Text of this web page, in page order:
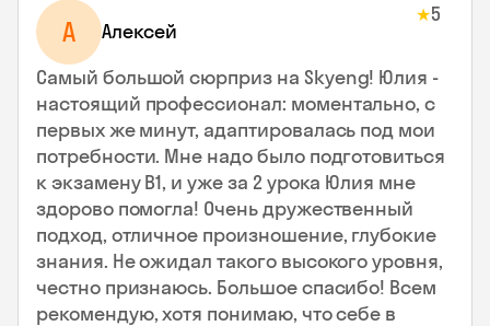
А Алексей
★5
Самый большой сюрприз на Skyeng! Юлия -
настоящий профессионал: моментально, с
первых же минут, адаптировалась под мои
потребности. Мне надо было подготовиться
к экзамену В1, и уже за 2 урока Юлия мне
здорово помогла! Очень дружественный
подход, отличное произношение, глубокие
знания. Не ожидал такого высокого уровня,
честно признаюсь. Большое спасибо! Всем
рекомендую, хотя понимаю, что себе в